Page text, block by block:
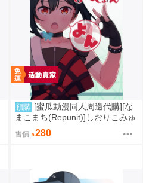
預購 [蜜瓜動漫同人周邊代購][な
まこまち(Repunit)]しおりこみゅ
にけ～しょん4(LoveLive、Love
Live虹ヶ咲学園スクールアイド
售價 280